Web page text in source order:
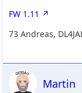
FW 1.11
73 Andreas,
Martin